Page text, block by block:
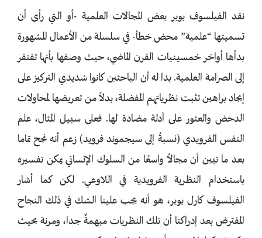
نقد الفيلسوف بوبر بعض المجالات العلمية -أو التي رأى أن
تسميتها “علمية” محض خطأ- في سلسلة من الأعمال المشهورة
بدأها أواخر خمسينيات القرن الماضي، حيث وصفها بأنها تفتقر
إلى الصرامة العلمية. بدا له أن الباحثين كانوا شديدي التركيز على
إيجاد براهين تثبت نظرياتهم المفضلة، بدلاً من تعريضها لمحاولات
الدحض والعثور على أدلة مضادة لها. فعلى سبيل المثال، علم
النفس الفرويدي (نسبةً إلى سيجموند فرويد) زعم أنه نجح تماما
بعد ما تبين أن مجالاً واسعًا من السلوك الإنساني يمكن تفسيره
باستخدام النظرية الفرويدية في اللاوعي. لكن كما أشار
الفيلسوف كارل بوبر، هو أنه يجب علينا الشك في ذلك النجاح
المفترض بعد إدراكنا أن تلك النظريات مبهمةٌ جدا، ومرنة بحيث